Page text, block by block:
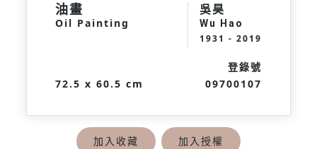
油畫
Oil Painting
吳昊
Wu Hao
1931 - 2019
72.5 x 60.5 cm
登錄號
09700107
加入收藏 加入授權